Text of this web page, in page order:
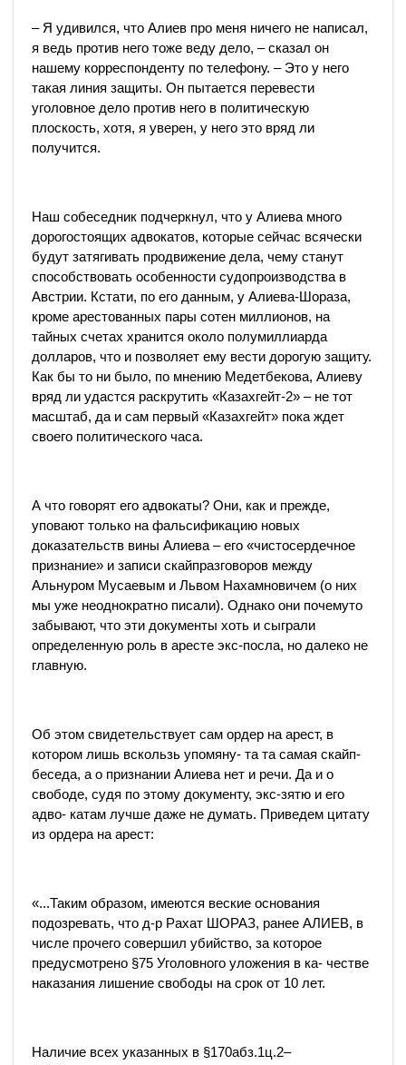
– Я удивился, что Алиев про меня ничего не написал,
я ведь против него тоже веду дело, – сказал он
нашему корреспонденту по телефону. – Это у него
такая линия защиты. Он пытается перевести
уголовное дело против него в политическую
плоскость, хотя, я уверен, у него это вряд ли
получится.
Наш собеседник подчеркнул, что у Алиева много
дорогостоящих адвокатов, которые сейчас всячески
будут затягивать продвижение дела, чему станут
способствовать особенности судопроизводства в
Австрии. Кстати, по его данным, у Алиева-Шораза,
кроме арестованных пары сотен миллионов, на
тайных счетах хранится около полумиллиарда
долларов, что и позволяет ему вести дорогую защиту.
Как бы то ни было, по мнению Медетбекова, Алиеву
вряд ли удастся раскрутить «Казахгейт-2» – не тот
масштаб, да и сам первый «Казахгейт» пока ждет
своего политического часа.
А что говорят его адвокаты? Они, как и прежде,
уповают только на фальсификацию новых
доказательств вины Алиева – его «чистосердечное
признание» и записи скайпразговоров между
Альнуром Мусаевым и Львом Нахамновичем (о них
мы уже неоднократно писали). Однако они почемуто
забывают, что эти документы хоть и сыграли
определенную роль в аресте экс-посла, но далеко не
главную.
Об этом свидетельствует сам ордер на арест, в
котором лишь вскользь упомяну- та та самая скайп-
беседа, а о признании Алиева нет и речи. Да и о
свободе, судя по этому документу, экс-зятю и его
адво- катам лучше даже не думать. Приведем цитату
из ордера на арест:
«...Таким образом, имеются веские основания
подозревать, что д-р Рахат ШОРАЗ, ранее АЛИЕВ, в
числе прочего совершил убийство, за которое
предусмотрено §75 Уголовного уложения в ка- честве
наказания лишение свободы на срок от 10 лет.
Наличие всех указанных в §170абз.1ц.2–